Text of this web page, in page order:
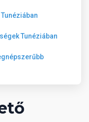
Tunéziában